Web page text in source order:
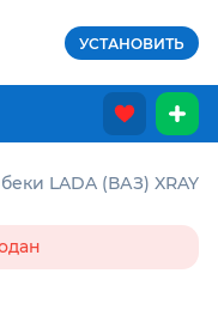
УСТАНОВИТЬ
LADA (ВАЗ) XRAY